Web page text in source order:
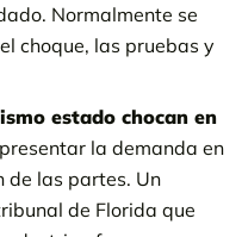
Normalmente se
choque, las pruebas y
estado chocan en
la demanda en
de las partes. Un
de Florida que